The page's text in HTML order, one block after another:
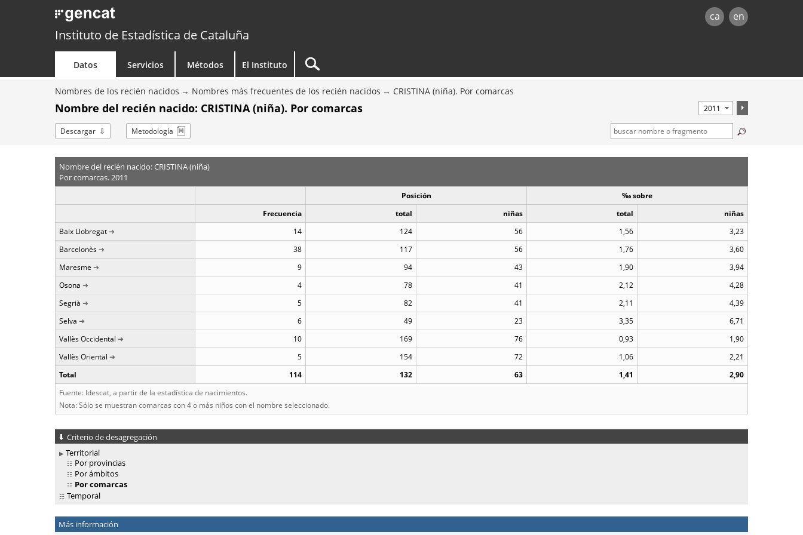
ca en
Instituto de Estadística de Cataluña
Datos Servicios Métodos El Instituto
Nombres de los recién nacidos Nombres más frecuentes de los recién nacidos CRISTINA (niña). Por comarcas
Nombre del recién nacido: CRISTINA (niña). Por comarcas
Descargar Metodología
Nombre del recién nacido: CRISTINA (niña)
Por comarcas. 2011
Posición
‰ sobre
Frecuencia
total niñas total
niñas
Baix Llobregat
14 124 56 1,56
3,23
Barcelonès
38 117 56 1,76
3,60
Maresme
9 94 43 1,90
3,94
Osona
4 78 41 2,12
4,28
Segrià
5 82 41 2,11
4,39
Selva
6 49 23 3,35
6,71
Vallès Occidental
10 169 76 0,93
1,90
Vallès Oriental
5 154 72 1,06
2,21
Total
114 132 63 1,41
2,90
Fuente: Idescat, a partir de la estadística de nacimientos.
Nota: Sólo se muestran comarcas con 4 o más niños con el nombre seleccionado.
Criterio de desagregación
Territorial
Por provincias
Por ámbitos
Por comarcas
Temporal
Más información